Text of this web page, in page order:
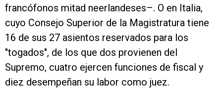
francófonos mitad neerlandeses–. O en Italia,
cuyo Consejo Superior de la Magistratura tiene
16 de sus 27 asientos reservados para los
"togados", de los que dos provienen del
Supremo, cuatro ejercen funciones de fiscal y
diez desempeñan su labor como juez.